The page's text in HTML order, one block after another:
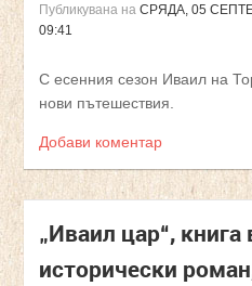
Публикувана на СРЯДА, 05
09:41
С есенния сезон Иваил на
нови пътешествия.
Добави коментар
„Иваил цар“, книга
исторически